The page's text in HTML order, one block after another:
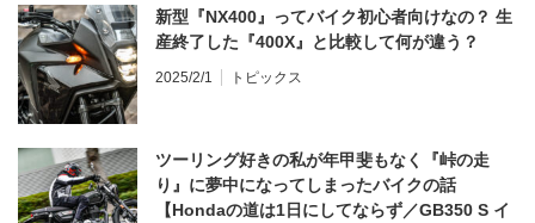
新型『NX400』ってバイク初心者向けなの？ 生
産終了した『400X』と比較して何が違う？
2025/2/1 トピックス
ツーリング好きの私が年甲斐もなく『峠の走
り』に夢中になってしまったバイクの話
【Hondaの道は1日にしてならず／GB350 S イ